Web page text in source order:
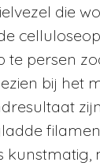
die
te persen
bij het
kunstmatig,